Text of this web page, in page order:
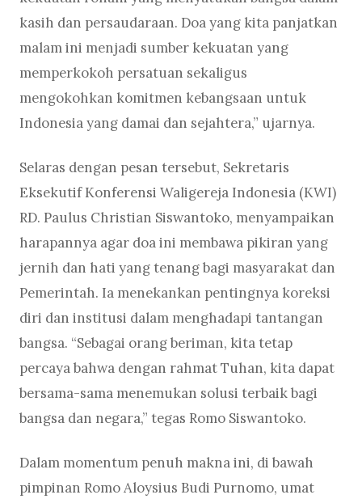
kasih dan persaudaraan. Doa yang kita panjatkan
malam ini menjadi sumber kekuatan yang
memperkokoh persatuan sekaligus
mengokohkan komitmen kebangsaan untuk
Indonesia yang damai dan sejahtera,” ujarnya.
Selaras dengan pesan tersebut, Sekretaris
Eksekutif Konferensi Waligereja Indonesia (KWI)
RD. Paulus Christian Siswantoko, menyampaikan
harapannya agar doa ini membawa pikiran yang
jernih dan hati yang tenang bagi masyarakat dan
Pemerintah. Ia menekankan pentingnya koreksi
diri dan institusi dalam menghadapi tantangan
bangsa. “Sebagai orang beriman, kita tetap
percaya bahwa dengan rahmat Tuhan, kita dapat
bersama-sama menemukan solusi terbaik bagi
bangsa dan negara,” tegas Romo Siswantoko.
Dalam momentum penuh makna ini, di bawah
pimpinan Romo Aloysius Budi Purnomo, umat